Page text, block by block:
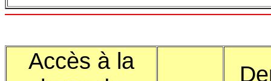
Accès à la